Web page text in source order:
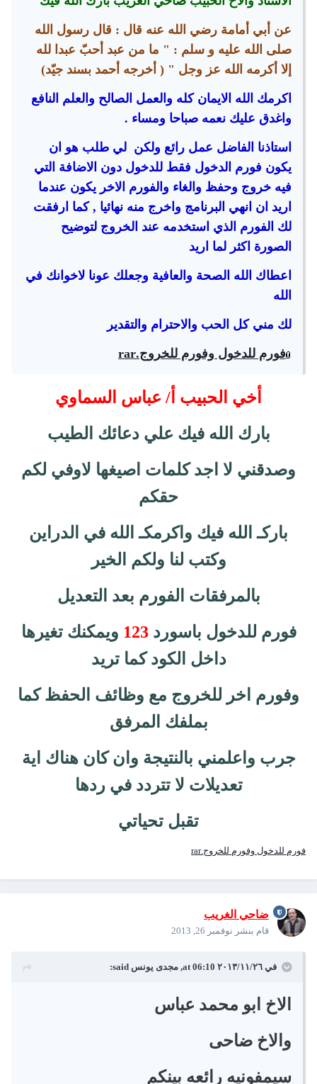
عن أبي أمامة رضي الله عنه قال : قال رسول الله
صلى الله عليه و سلم : " ما من عبد أحبّ عبدا لله
إلا أكرمه الله عز وجل " ( أخرجه أحمد بسند جيّد)
اكرمك الله الايمان كله والعمل الصالح والعلم النافع
واغدق عليك نعمه صباحا ومساء .
استاذنا الفاضل عمل رائع ولكن لي طلب هو ان
يكون فورم الدخول فقط للدخول دون الاضافة التي
فيه خروج وحفظ والغاء والفورم الاخر يكون عندما
اريد ان انهي البرنامج واخرج منه نهائيا , كما ارفقت
لك الفورم الذي استخدمه عند الخروج لتوضيح
الصورة اكثر لما اريد
اعطاك الله الصحة والعافية وجعلك عونا لاخوانك في
الله
لك مني كل الحب والاحترام والتقدير
فورم للدخول وفورم للخروج.rar
أخي الحبيب أ/ عباس السماوي
بارك الله فيك علي دعائك الطيب
وصدقني لا اجد كلمات اصيغها لاوفي لكم
حقكم
باركـ الله فيك واكرمكـ الله في الدراين
وكتب لنا ولكم الخير
بالمرفقات الفورم بعد التعديل
فورم للدخول باسورد 123ويمكنك تغيرها
داخل الكود كما تريد
وفورم اخر للخروج مع وظائف الحفظ كما
بملفك المرفق
جرب واعلمني بالنتيجة وان كان هناك اية
تعديلات لا تتردد في ردها
تقبل تحياتي
فورم للدخول وفورم للخروج.rar
ضاحي الغريب
قام بنشر نوفمبر 26, 2013
في ٢٦‏/١١‏/٢٠١٣ at 06:10, مجدى يونس said:
الاخ ابو محمد عباس
والاخ ضاحى
سيمفونيه رائعه بينكم